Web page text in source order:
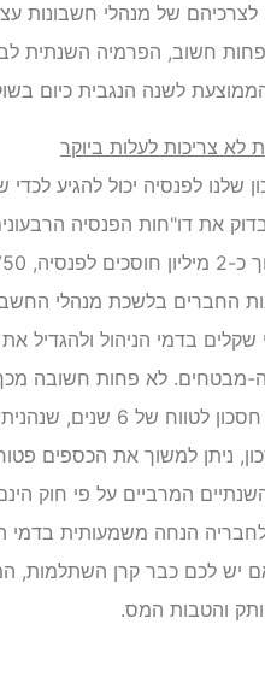
של מנהלי חשבונות
פחות חשוב, הפרמיה השנתית
לא צריכות לעלות ביוקר
שלנו לפנסיה יכול להגיע
את דו"חות הפנסיה
החברים בלשכת מנהלי
בדמי הניהול ולהגדיל את
לא פחות חשובה מכך
ועצמאיים, קרן שהיא
ניתן למשוך את הכספים
הנחה משמעותית בדמי
יש לכם כבר קרן השתלמות,
והטבות המס.